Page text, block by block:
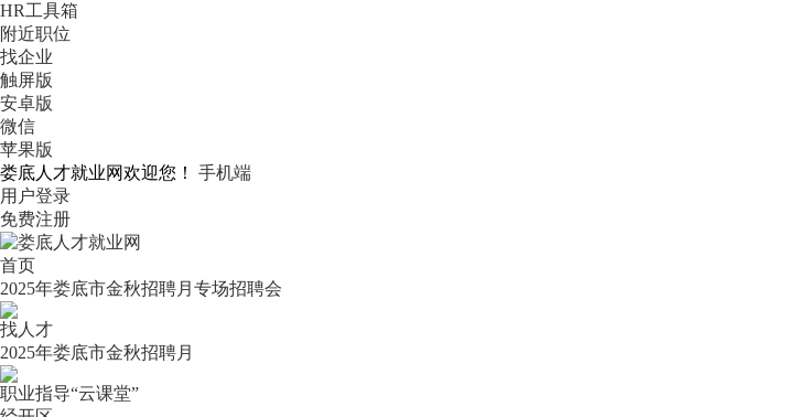
HR工具箱
附近职位
找企业
触屏版
安卓版
微信
苹果版
娄底人才就业网欢迎您！
手机端
用户登录
免费注册
首页
2025年娄底市金秋招聘月专场招聘会
找人才
2025年娄底市金秋招聘月
职业指导“云课堂”